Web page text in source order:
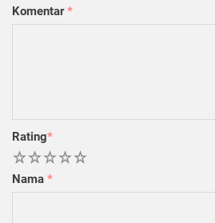
Komentar*
Rating*
5
4
3
2
Nama *